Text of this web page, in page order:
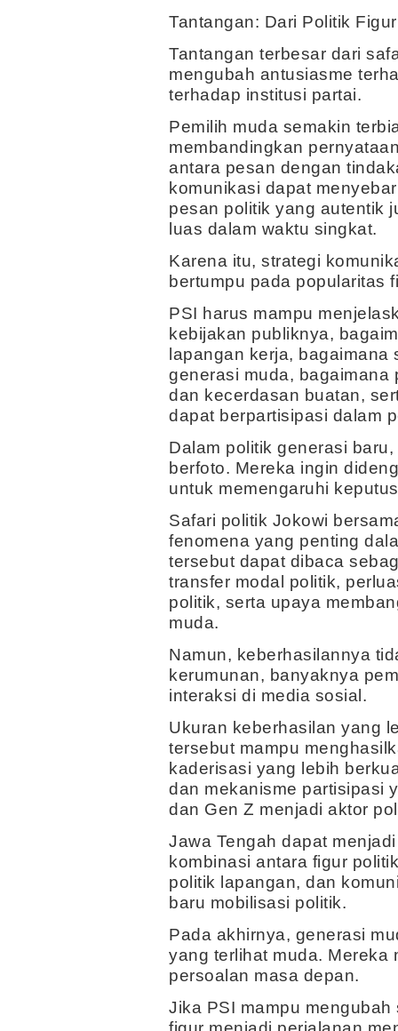
Tantangan: Dari Politik
Tantangan terbesar dari
mengubah antusiasme
terhadap institusi partai.
Pemilih muda semakin
membandingkan
antara pesan dengan
komunikasi dapat
pesan politik yang autentik
luas dalam waktu singkat.
Karena itu, strategi
bertumpu pada popularitas
PSI harus mampu
kebijakan publiknya,
lapangan kerja, bagaimana
generasi muda, bagaimana
dan kecerdasan buatan,
dapat berpartisipasi dalam
Dalam politik generasi
berfoto. Mereka ingin
untuk memengaruhi
Safari politik Jokowi
fenomena yang penting
tersebut dapat dibaca
transfer modal politik,
politik, serta upaya
muda.
Namun, keberhasilannya
kerumunan, banyaknya
interaksi di media sosial.
Ukuran keberhasilan yang
tersebut mampu
kaderisasi yang lebih
dan mekanisme partisipasi
dan Gen Z menjadi aktor
Jawa Tengah dapat
kombinasi antara figur
politik lapangan, dan
baru mobilisasi politik.
Pada akhirnya, generasi
yang terlihat muda. Mereka
persoalan masa depan.
Jika PSI mampu